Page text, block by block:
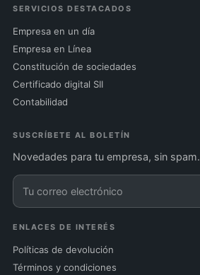
SERVICIOS DESTACADOS
Empresa en un día
Empresa en Línea
Constitución de sociedades
Certificado digital SII
Contabilidad
SUSCRÍBETE AL BOLETÍN
Novedades para tu empresa, sin spam.
ENLACES DE INTERÉS
Políticas de devolución
Términos y condiciones